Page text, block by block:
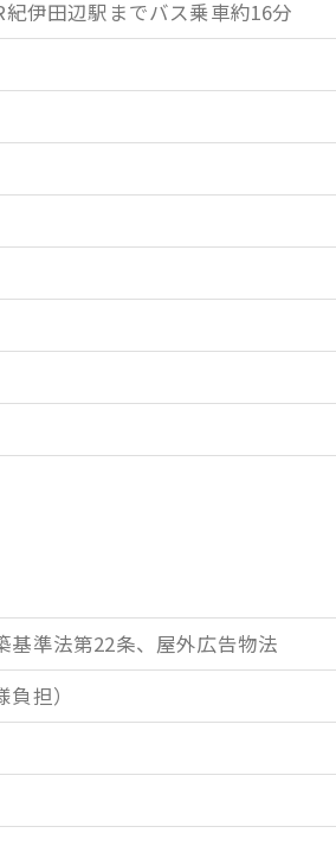
伊田辺駅までバス乗車約16分
基準法第22条、屋外広告物法
担）